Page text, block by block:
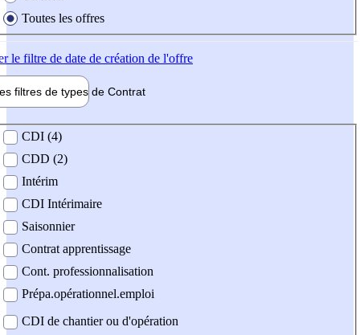
Toutes les offres
le filtre de date de création de l'offre
filtres de types de Contrat
contrat
CDI (4)
CDD (2)
Intérim
CDI Intérimaire
Saisonnier
Contrat apprentissage
Cont. professionnalisation
Prépa.opérationnel.emploi
CDI de chantier ou d'opération